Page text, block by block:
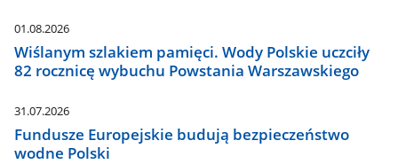
01.08.2026
Wiślanym szlakiem pamięci. Wody Polskie uczciły
82 rocznicę wybuchu Powstania Warszawskiego
31.07.2026
Fundusze Europejskie budują bezpieczeństwo
wodne Polski